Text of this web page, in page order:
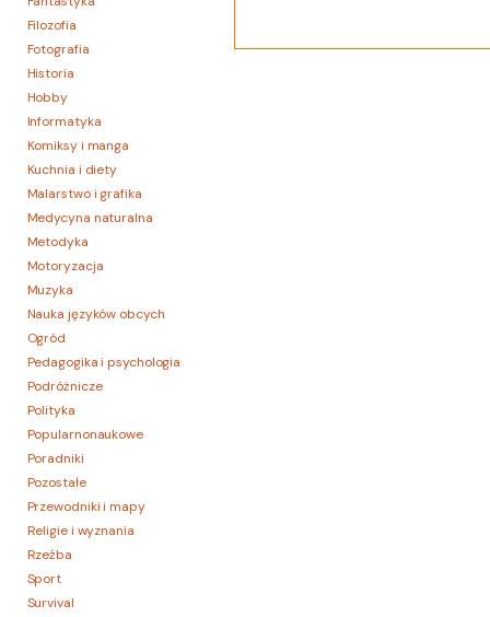
Filozofia
Fotografia
Historia
Hobby
Informatyka
Komiksy i manga
Kuchnia i diety
Malarstwo i grafika
Medycyna naturalna
Metodyka
Motoryzacja
Muzyka
Nauka języków obcych
Ogród
Pedagogika i psychologia
Podróżnicze
Polityka
Popularnonaukowe
Poradniki
Pozostałe
Przewodniki i mapy
Religie i wyznania
Rzeźba
Sport
Survival